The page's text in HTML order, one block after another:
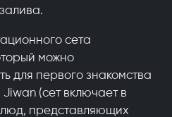
сета
можно
для первого знакомства
(сет включает в
представляющих